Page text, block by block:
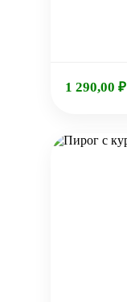
1 290,00 ₽